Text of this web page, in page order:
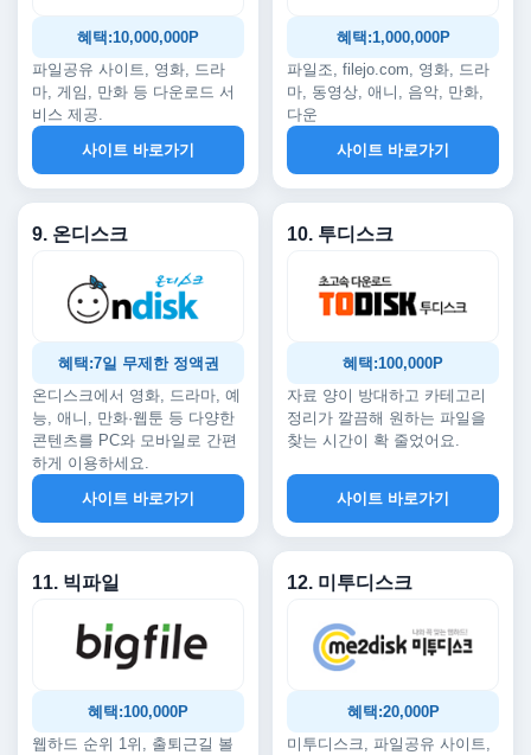
혜택:10,000,000P
파일공유 사이트, 영화, 드라
마, 게임, 만화 등 다운로드 서
비스 제공.
사이트 바로가기
혜택:1,000,000P
파일조, filejo.com, 영화, 드라
마, 동영상, 애니, 음악, 만화,
다운
사이트 바로가기
9. 온디스크
혜택:7일 무제한 정액권
온디스크에서 영화, 드라마, 예
능, 애니, 만화·웹툰 등 다양한
콘텐츠를 PC와 모바일로 간편
하게 이용하세요.
사이트 바로가기
10. 투디스크
혜택:100,000P
자료 양이 방대하고 카테고리
정리가 깔끔해 원하는 파일을
찾는 시간이 확 줄었어요.
사이트 바로가기
11. 빅파일
혜택:100,000P
웹하드 순위 1위, 출퇴근길 볼
12. 미투디스크
혜택:20,000P
미투디스크, 파일공유 사이트,